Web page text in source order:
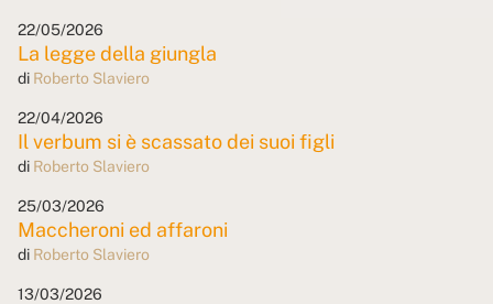
22/05/2026
La legge della giungla
di Roberto Slaviero
22/04/2026
Il verbum si è scassato dei suoi figli
di Roberto Slaviero
25/03/2026
Maccheroni ed affaroni
di Roberto Slaviero
13/03/2026